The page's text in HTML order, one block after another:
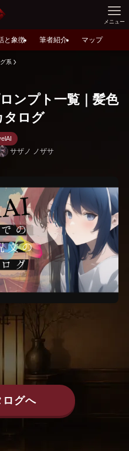
メニュー
と象徴 筆者紹介 マップ
系
ンプト一覧｜髪色
タログ
サザノ ノザサ
ログへ